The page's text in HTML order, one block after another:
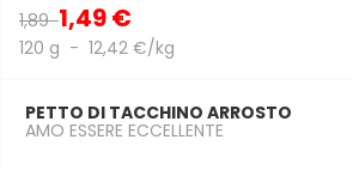
1,891,49 €
120 g - 12,42 €/kg
PETTO DI TACCHINO ARROSTO
AMO ESSERE ECCELLENTE